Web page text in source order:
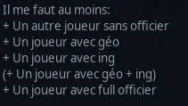
Il me faut au moins:
+ Un autre joueur sans officier
+ Un joueur avec géo
+ Un joueur avec ing
(+ Un joueur avec géo + ing)
+ Un joueur avec full officier